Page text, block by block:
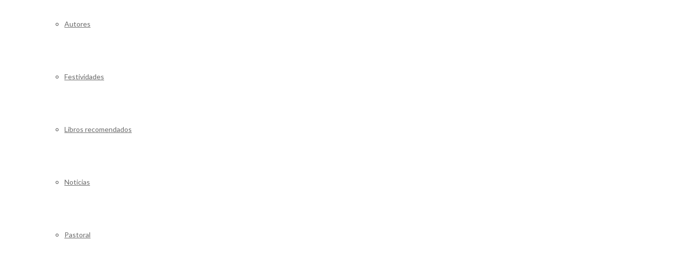
Autores
Festividades
Libros recomendados
Noticias
Pastoral